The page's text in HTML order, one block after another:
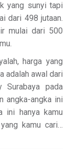
yang sunyi tapi
dari 498 jutaan.
mulai dari 500
harga yang
adalah awal dari
Surabaya pada
angka-angka ini
ini hanya kamu
kamu cari…